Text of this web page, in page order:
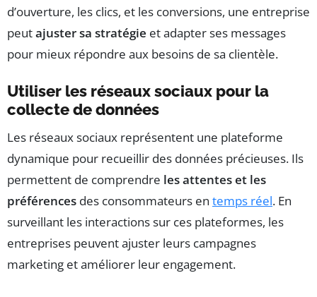
d’ouverture, les clics, et les conversions, une entreprise
peutajuster sa stratégie et adapter ses messages
pour mieux répondre aux besoins de sa clientèle.
Utiliser les réseaux sociaux pour la
collecte de données
Les réseaux sociaux représentent une plateforme
dynamique pour recueillir des données précieuses. Ils
permettent de comprendre les attentes et les
préférences des consommateurs en temps réel. En
surveillant les interactions sur ces plateformes, les
entreprises peuvent ajuster leurs campagnes
marketing et améliorer leur engagement.